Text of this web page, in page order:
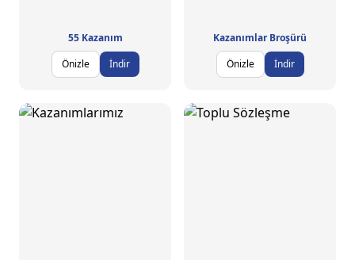
55 Kazanım
Önizle
İndir
Kazanımlar Broşürü
Önizle
İndir